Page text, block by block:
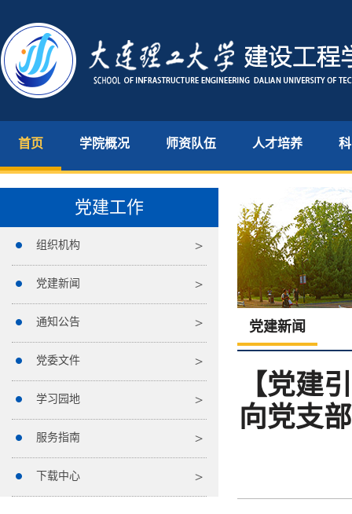
首页 学院概况 师资队伍 人才培养
党建工作
组织机构
党建新闻
通知公告
党委文件
学习园地
服务指南
下载中心
党建新闻
【党建
向党支